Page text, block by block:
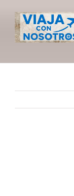
contenido